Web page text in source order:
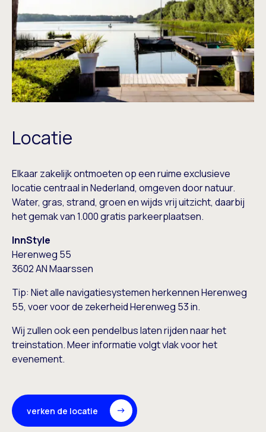
Locatie
Elkaar zakelijk ontmoeten op een ruime exclusieve
locatiecentraal in Nederland, omgeven door natuur.
Water, gras, strand, groen en wijds vrij uitzicht, daarbij
het gemak van 1.000 gratis parkeerplaatsen.
InnStyle
Herenweg 55
3602 AN Maarssen
Tip: Niet alle navigatiesystemen herkennen Herenweg
55, voer voor de zekerheid Herenweg 53 in.
Wij zullen ook een pendelbus laten rijden naar het
treinstation. Meer informatie volgt vlak voor het
evenement.
verken de locatie